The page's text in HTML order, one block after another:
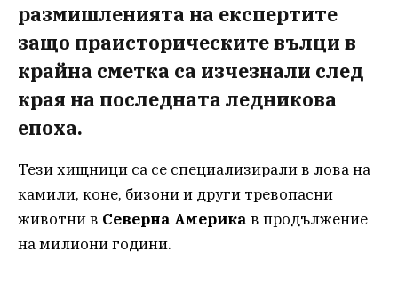
размишленията на експертите
защо праисторическите вълци в
крайна сметка са изчезнали след
края на последната ледникова
епоха.
Тези хищници са се специализирали в лова на
камили, коне, бизони и други тревопасни
животни в Северна Америка в продължение
на милиони години.